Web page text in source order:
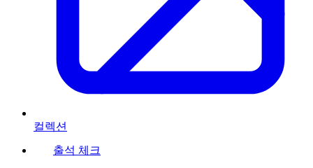
컬렉션
출석 체크